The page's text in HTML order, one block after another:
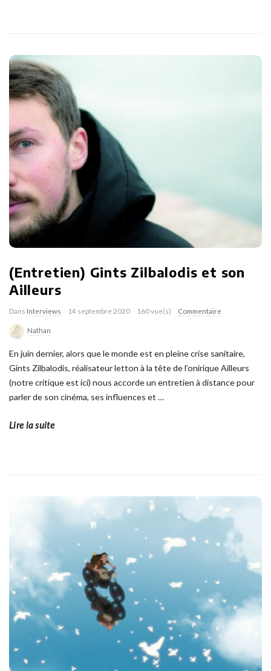
(Entretien) Gints Zilbalodis et son
Ailleurs
Dans Interviews 14 septembre 2020 160 vue(s) Commentaire
Nathan
En juin dernier, alors que le monde est en pleine crise sanitaire,
Gints Zilbalodis, réalisateur letton à la tête de l’onirique Ailleurs
(notre critique est ici) nous accorde un entretien à distance pour
parler de son cinéma, ses influences et…
Lire la suite